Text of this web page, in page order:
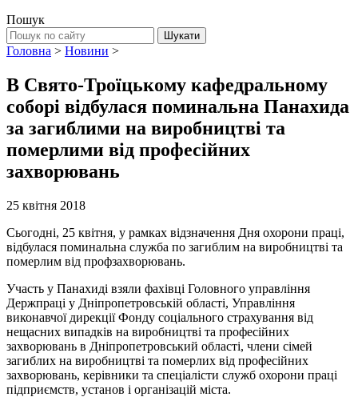
Пошук
Головна > Новини >
В Свято-Троїцькому кафедральному
соборі відбулася поминальна Панахида
за загиблими на виробництві та
померлими від професійних
захворювань
25 квітня 2018
Сьогодні, 25 квітня, у рамках відзначення Дня охорони праці,
відбулася поминальна служба по загиблим на виробництві та
померлим від профзахворювань.
Участь у Панахиді взяли фахівці Головного управління
Держпраці у Дніпропетровській області, Управління
виконавчої дирекції Фонду соціального страхування від
нещасних випадків на виробництві та професійних
захворювань в Дніпропетровський області, члени сімей
загиблих на виробництві та померлих від професійних
захворювань, керівники та спеціалісти служб охорони праці
підприємств, установ і організацій міста.